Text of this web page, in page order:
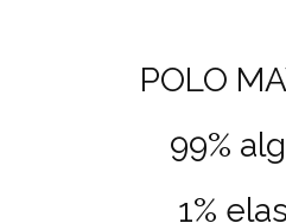
€16,85.€11,80.
POLO
99%
1%